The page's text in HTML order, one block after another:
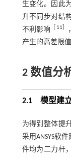
生变化。因此
升不同步对结
不利影响
11
产生的高差限
2 数值分
2.1模型建
为得到整体提
采用ANSYS软
件均为二力杆